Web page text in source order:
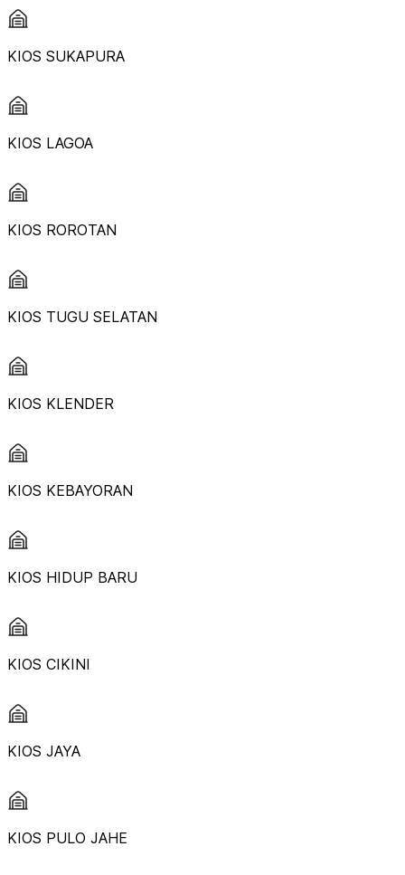
KIOS SUKAPURA
KIOS LAGOA
KIOS ROROTAN
KIOS TUGU SELATAN
KIOS KLENDER
KIOS KEBAYORAN
KIOS HIDUP BARU
KIOS CIKINI
KIOS JAYA
KIOS PULO JAHE